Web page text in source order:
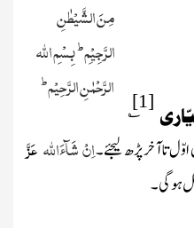
مِنَ الشَّیْطٰنِ
الرَّجِیْمِطبِسْمِاللہ
الرَّحْمٰنِ الرَّ حِیْمط
[1]؎
تا آخر پڑھ لیجئے۔اِنْ شَآءَاللہعَزَّ
ہو گی۔